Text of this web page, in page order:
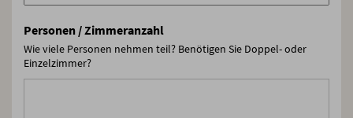
Personen / Zimmeranzahl
Wie viele Personen nehmen teil? Benötigen Sie Doppel- oder
Einzelzimmer?